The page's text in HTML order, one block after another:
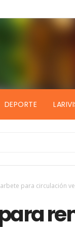
DEPORTE
para circulación